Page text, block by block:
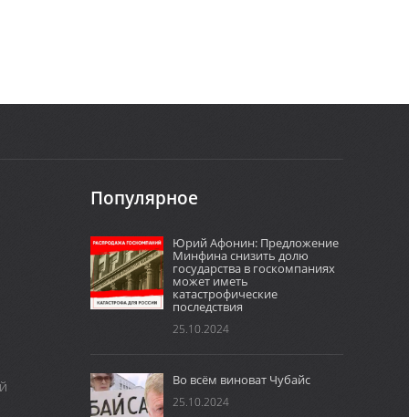
Популярное
Юрий Афонин: Предложение
Минфина снизить долю
государства в госкомпаниях
может иметь
катастрофические